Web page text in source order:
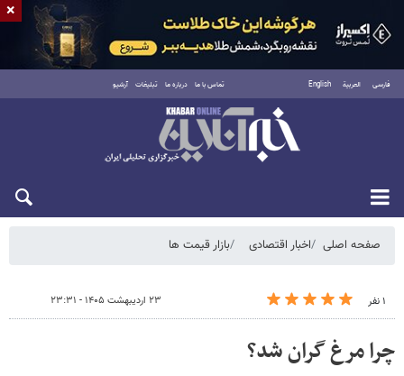
فارسی العربية English تماس با ما درباره ما تبلیغات آرشیو
یکشنبه ۱۸ مرداد ۱۴۰۵
صفحه اصلی اخبار اقتصادی بازار قیمت ها
۱ نفر ۲۳ اردیبهشت ۱۴۰۵ - ۲۳:۳۱
چرا مرغ گران شد؟
×